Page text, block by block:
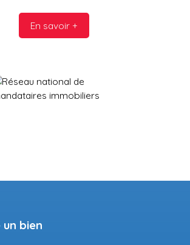
En savoir +
bien